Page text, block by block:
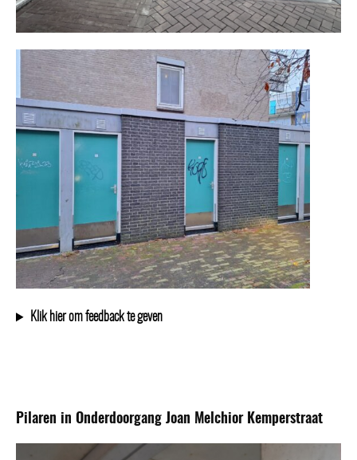
Klik hier om feedback te geven
Pilaren in Onderdoorgang Joan Melchior Kemperstraat